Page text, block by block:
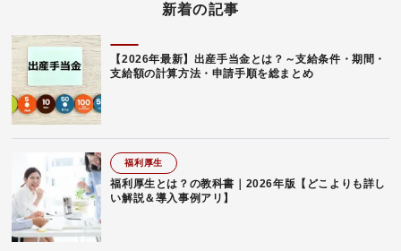
新着の記事
【2026年最新】出産手当金とは？～支給条件・期間・
支給額の計算方法・申請手順を総まとめ
福利厚生
福利厚生とは？の教科書｜2026年版【どこよりも詳し
い解説＆導入事例アリ】